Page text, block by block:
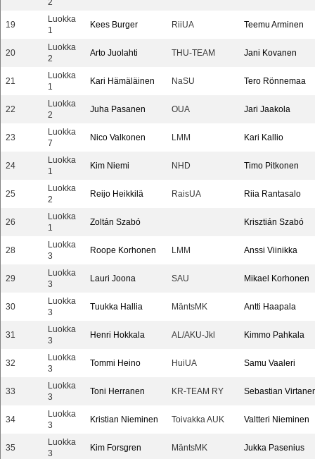
2
19
Luokka
1
Kees Burger RiiUA Teemu Arminen
20
Luokka
2
Arto Juolahti THU-TEAM Jani Kovanen
21
Luokka
1
Kari Hämäläinen NaSU Tero Rönnemaa
22
Luokka
2
Juha Pasanen OUA Jari Jaakola
23
Luokka
7
Nico Valkonen LMM Kari Kallio
24
Luokka
1
Kim Niemi NHD Timo Pitkonen
25
Luokka
2
Reijo Heikkilä RaisUA Riia Rantasalo
26
Luokka
1
Zoltán Szabó Krisztián Szabó
28
Luokka
3
Roope Korhonen LMM Anssi Viinikka
29
Luokka
3
Lauri Joona SAU Mikael Korhonen
30
Luokka
3
Tuukka Hallia MäntsMK Antti Haapala
31
Luokka
3
Henri Hokkala AL/AKU-Jkl Kimmo Pahkala
32
Luokka
3
Tommi Heino HuiUA Samu Vaaleri
33
Luokka
3
Toni Herranen KR-TEAM RY Sebastian
34
Luokka
3
Kristian Nieminen Toivakka AUK Valtteri Nieminen
35
Luokka
3
Kim Forsgren MäntsMK Jukka Pasenius